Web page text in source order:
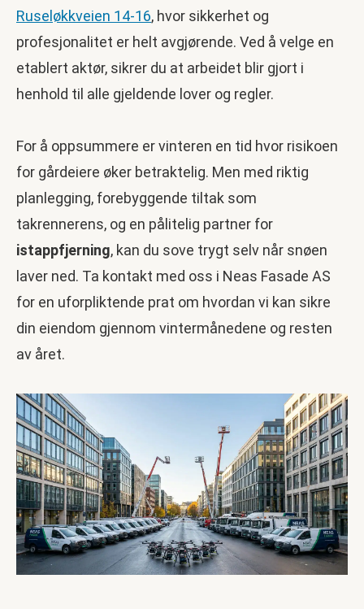
Ruseløkkveien 14-16, hvor sikkerhet og
profesjonalitet er helt avgjørende. Ved å velge en
etablert aktør, sikrer du at arbeidet blir gjort i
henhold til alle gjeldende lover og regler.
For å oppsummere er vinteren en tid hvor risikoen
for gårdeiere øker betraktelig. Men med riktig
planlegging, forebyggende tiltak som
takrennerens, og en pålitelig partner for
istappfjerning, kan du sove trygt selv når snøen
laver ned. Ta kontakt med oss i Neas Fasade AS
for en uforpliktende prat om hvordan vi kan sikre
din eiendom gjennom vintermånedene og resten
av året.